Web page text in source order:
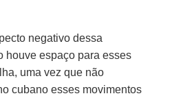
negativo dessa
houve espaço para esses
uma vez que não
cubano esses movimentos